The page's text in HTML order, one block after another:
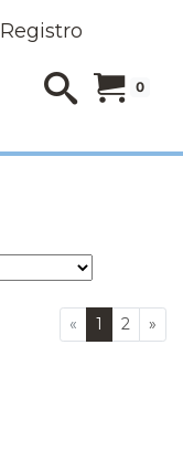
Registro
0
« 1 2 »